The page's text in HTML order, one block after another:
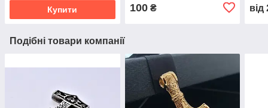
Купити 100₴ від
Подібні товари компанії